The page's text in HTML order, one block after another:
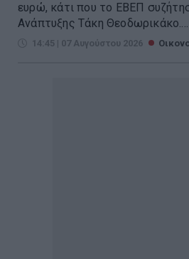
ευρώ, κάτι που το ΕΒΕΠ
Ανάπτυξης Τάκη Θεοδωρικάκο....
14:45 | 07 Αυγούστου 2026